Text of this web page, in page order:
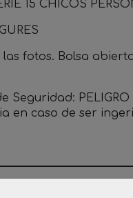
15 CHICOS
las fotos. Bolsa
Seguridad:
en caso de ser